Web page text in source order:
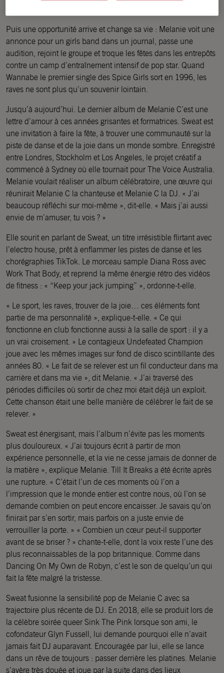
Puis une opportunité arrive et change sa vie : Melanie voit une
annonce pour un girls band dans un journal, passe une
audition, rejoint le groupe et troque les fêtes dans les entrepôts
contre un camp d’entraînement intensif de pop star. Quand
Wannabe le premier single des Spice Girls sort en 1996, les
raves ne sont plus qu’un souvenir lointain.
Jusqu’à aujourd’hui. Le dernier album de Melanie C’est une
lettre d’amour à ces années grisantes et formatrices. Sweat est
une invitation à faire la fête, à trouver une communauté sur la
piste de danse et de la joie dans un monde sombre. Enregistré
entre Londres, Stockholm et Los Angeles, le projet créatif a
commencé à Sydney où elle tournait pour The Voice Australia.
Melanie voulait réaliser un album célébratoire, une œuvre qui
réunirait Melanie C la chanteuse et Melanie C la DJ. « J’ai
beaucoup réfléchi sur moi-même », dit-elle. « Mais j’ai aussi
envie de m’amuser, tu vois ? »
Elle sourit en parlant de Sweat, un titre irrésistible flirtant avec
l’electro house, prêt à enflammer les pistes de danse et les
chorégraphies TikTok. Le morceau sample Diana Ross avec
Work That Body, et reprend la même énergie rétro des vidéos
de fitness : « “Keep your jack jumping” », ordonne-t-elle.
« Le sport, les raves, trouver de la joie… ces éléments font
partie de ma personnalité », explique-t-elle. « Ce qui
fonctionne en club fonctionne aussi à la salle de sport : il y a
un vrai croisement. » Le contagieux Undefeated Champion
joue avec les mêmes images sur fond de disco scintillante des
années 80. « Le fait de se relever est un fil conducteur dans ma
carrière et dans ma vie », dit Melanie. « J’ai traversé des
périodes difficiles où sortir de chez moi était déjà un exploit.
Cette chanson était une belle manière de célébrer le fait de se
relever. »
Sweat est énergisant, mais l’album n’évite pas les moments
plus douloureux. « J’ai toujours écrit à partir de mon
expérience personnelle, et la vie ne cesse jamais de donner de
la matière », explique Melanie. Till It Breaks a été écrite après
une rupture. « C’était l’un de ces moments où l’on a
l’impression que le monde entier est contre nous, où l’on se
demande combien on peut encore encaisser. Je savais qu’on
finirait par s’en sortir, mais parfois on a juste envie de
verrouiller la porte. » « Combien un cœur peut-il supporter
avant de se briser ? » chante-t-elle, dont la voix reste l’une des
plus reconnaissables de la pop britannique. Comme dans
Dancing On My Own de Robyn, c’est le son de quelqu’un qui
fait la fête malgré la tristesse.
Sweat fusionne la sensibilité pop de Melanie C avec sa
trajectoire plus récente de DJ. En 2018, elle se produit lors de
la célèbre soirée queer Sink The Pink lorsque son ami, le
cofondateur Glyn Fussell, lui demande pourquoi elle n’avait
jamais fait DJ auparavant. Encouragée par lui, elle se lance
dans un rêve de toujours : passer derrière les platines. Melanie
s’avère très douée et joue par la suite dans des lieux